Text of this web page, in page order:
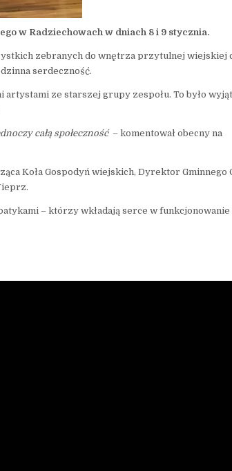
w Radziechowach w dniach 8 i 9 stycznia.
zebranych do wnętrza przytulnej wiejskiej
serdeczność.
artystami ze starszej grupy zespołu. To było
całą społeczność– komentował obecny na
Koła Gospodyń wiejskich, Dyrektor Gminnego
– którzy wkładają serce w funkcjonowanie